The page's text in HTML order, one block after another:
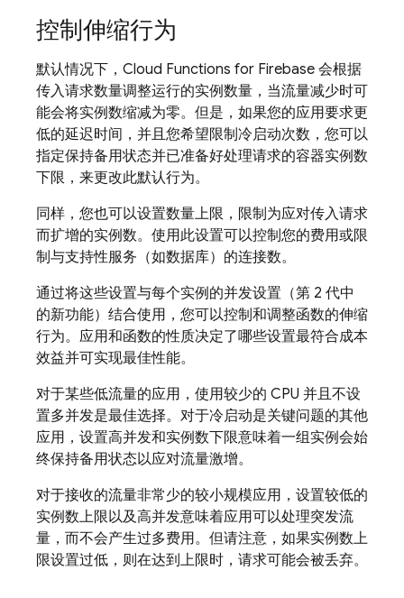
控制伸缩行为
默认情况下， Cloud Functions for Firebase 会根据
传入请求数量调整运行的实例数量，当流量减少时可
能会将实例数缩减为零。但是，如果您的应用要求更
低的延迟时间，并且您希望限制冷启动次数，您可以
指定保持备用状态并已准备好处理请求的容器实例数
下限，来更改此默认行为。
同样，您也可以设置数量上限，限制为应对传入请求
而扩增的实例数。使用此设置可以控制您的费用或限
制与支持性服务（如数据库）的连接数。
通过将这些设置与每个实例的并发设置（第 2 代中
的新功能）结合使用，您可以控制和调整函数的伸缩
行为。应用和函数的性质决定了哪些设置最符合成本
效益并可实现最佳性能。
对于某些低流量的应用，使用较少的 CPU 并且不设
置多并发是最佳选择。对于冷启动是关键问题的其他
应用，设置高并发和实例数下限意味着一组实例会始
终保持备用状态以应对流量激增。
对于接收的流量非常少的较小规模应用，设置较低的
实例数上限以及高并发意味着应用可以处理突发流
量，而不会产生过多费用。但请注意，如果实例数上
限设置过低，则在达到上限时，请求可能会被丢弃。